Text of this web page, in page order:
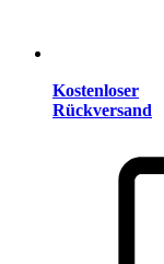
Kostenloser
Rückversand